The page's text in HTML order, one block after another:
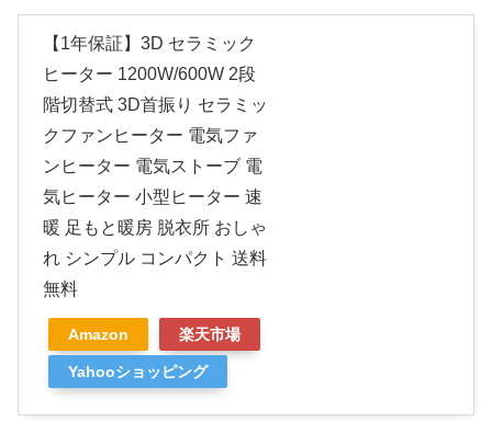
【1年保証】3D セラミック
ヒーター 1200W/600W 2段
階切替式 3D首振り セラミッ
クファンヒーター 電気ファ
ンヒーター 電気ストーブ 電
気ヒーター 小型ヒーター 速
暖 足もと暖房 脱衣所 おしゃ
れ シンプル コンパクト 送料
無料
Amazon 楽天市場
Yahooショッピング